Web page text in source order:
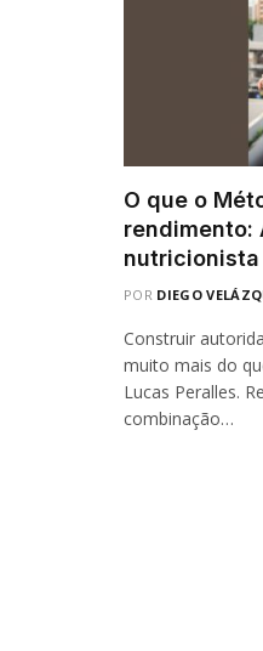
O que o
rendimento:
nutricionista
POR DIEGO
Construir
muito mais do
Lucas Peralles.
combinação…